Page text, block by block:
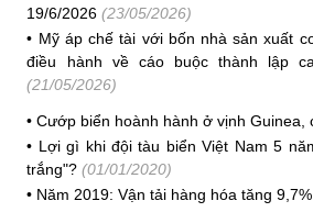
19/6/2026 (23/05/2026)
• Mỹ áp chế tài với bốn nhà sản xuất
điều hành về cáo buộc thành lập
(21/05/2026)
•Cướp biển hoành hành ở vịnh Guinea,
• Lợi gì khi đội tàu biển Việt Nam 5
trắng"? (01/01/2020)
• Năm 2019: Vận tải hàng hóa tăng 9,7%